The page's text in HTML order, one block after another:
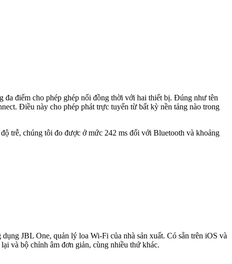
đa điểm cho phép ghép nối đồng thời với hai thiết bị. Đúng như tên
Điều này cho phép phát trực tuyến từ bất kỳ nền tảng nào trong
trễ, chúng tôi đo được ở mức 242 ms đối với Bluetooth và khoảng
JBL One, quản lý loa Wi-Fi của nhà sản xuất. Có sẵn trên iOS và
và bộ chỉnh âm đơn giản, cùng nhiều thứ khác.